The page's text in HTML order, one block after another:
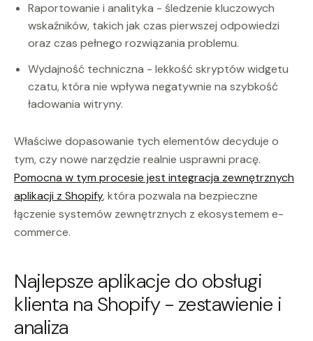
Raportowanie i analityka - śledzenie kluczowych
wskaźników, takich jak czas pierwszej odpowiedzi
oraz czas pełnego rozwiązania problemu.
Wydajność techniczna - lekkość skryptów widgetu
czatu, która nie wpływa negatywnie na szybkość
ładowania witryny.
Właściwe dopasowanie tych elementów decyduje o
tym, czy nowe narzędzie realnie usprawni pracę.
Pomocna w tym procesie jest integracja zewnętrznych
aplikacji z Shopify, która pozwala na bezpieczne
łączenie systemów zewnętrznych z ekosystemem e-
commerce.
Najlepsze aplikacje do obsługi
klienta na Shopify - zestawienie i
analiza